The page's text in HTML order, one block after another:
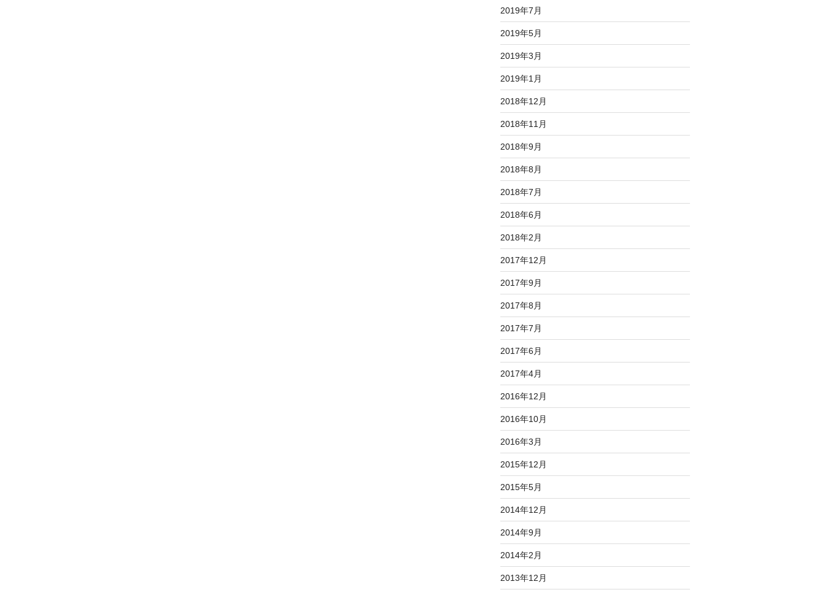
2019年7月
2019年5月
2019年3月
2019年1月
2018年12月
2018年11月
2018年9月
2018年8月
2018年7月
2018年6月
2018年2月
2017年12月
2017年9月
2017年8月
2017年7月
2017年6月
2017年4月
2016年12月
2016年10月
2016年3月
2015年12月
2015年5月
2014年12月
2014年9月
2014年2月
2013年12月